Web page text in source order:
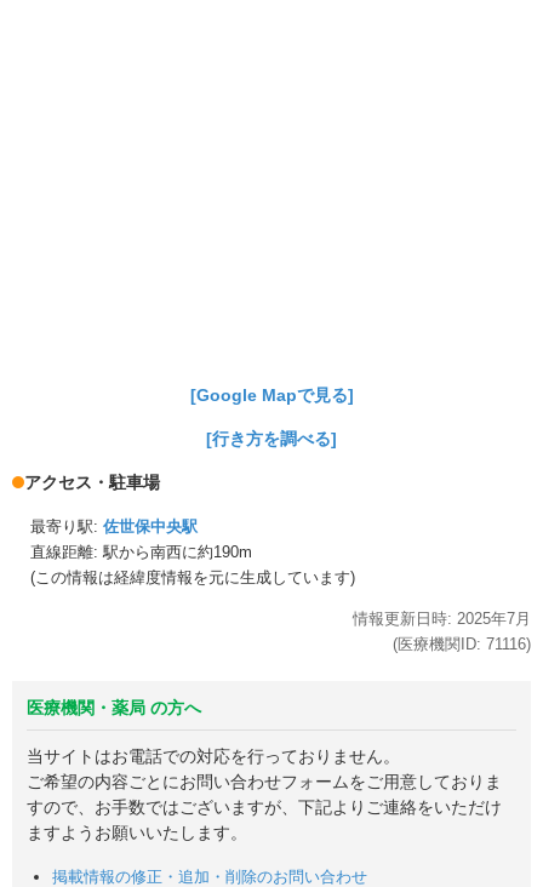
[Google Mapで見る]
[行き方を調べる]
アクセス・駐車場
最寄り駅: 佐世保中央駅
直線距離: 駅から南西に約190m
(この情報は経緯度情報を元に生成しています)
情報更新日時: 2025年7月
(医療機関ID: 71116)
医療機関・薬局 の方へ
当サイトはお電話での対応を行っておりません。
ご希望の内容ごとにお問い合わせフォームをご用意しておりま
すので、お手数ではございますが、下記よりご連絡をいただけ
ますようお願いいたします。
掲載情報の修正・追加・削除のお問い合わせ